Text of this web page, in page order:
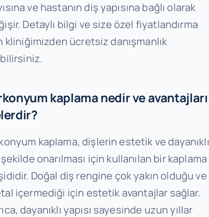
ve hastanın diş yapısına bağlı olarak
Detaylı bilgi ve size özel fiyatlandırma
kliniğimizden ücretsiz danışmanlık
kaplama nedir ve avantajları
kaplama, dişlerin estetik ve dayanıklı
onarılması için kullanılan bir kaplama
Doğal diş rengine çok yakın olduğu ve
içermediği için estetik avantajlar sağlar.
dayanıklı yapısı sayesinde uzun yıllar